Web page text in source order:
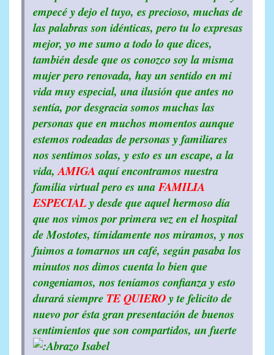
empecé y dejo el tuyo, es precioso, muchas de
las palabras son idénticas, pero tu lo expresas
mejor, yo me sumo a todo lo que dices,
también desde que os conozco soy la misma
mujer pero renovada, hay un sentido en mi
vida muy especial, una ilusión que antes no
sentía, por desgracia somos muchas las
personas que en muchos momentos aunque
estemos rodeadas de personas y familiares
nos sentimos solas, y esto es un escape, a la
vida,AMIGAaquí encontramos nuestra
familia virtual pero es unaFAMILIA
ESPECIALy desde que aquel hermoso día
que nos vimos por primera vez en el hospital
de Mostotes, tímidamente nos miramos, y nos
fuimos a tomarnos un café, según pasaba los
minutos nos dimos cuenta lo bien que
congeniamos, nos teníamos confianza y esto
durará siempre TEQUIEROy te felicito de
nuevo por ésta gran presentación de buenos
sentimientos que son compartidos, un fuerte
Isabel